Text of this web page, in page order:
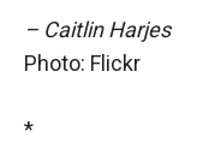
– Caitlin Harjes
Photo: Flickr
*